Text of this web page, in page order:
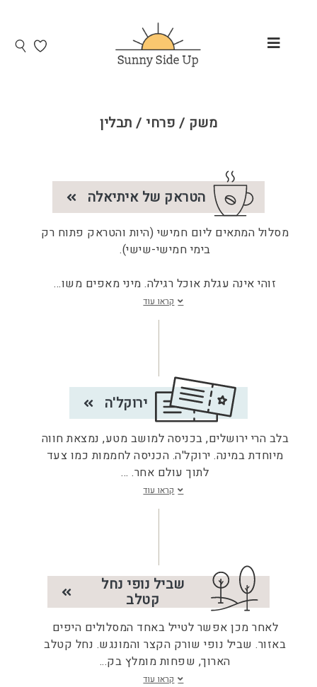
משק / פרחי / תבלין
הטראק של איתיאלה
מסלול המתאים ליום חמישי (היות והטראק פתוח רק
בימי חמישי-שישי).
זוהי אינה עגלת אוכל רגילה. מיני מאפים משו...
קראו עוד
ירוקל'ה
בלב הרי ירושלים, בכניסה למושב מטע, נמצאת חווה
מיוחדת במינה. ירוקל'ה. הכניסה לחממות כמו צעד
לתוך עולם אחר. ...
קראו עוד
שביל נופי נחל
קטלב
לאחר מכן אפשר לטייל באחד המסלולים היפים
באזור. שביל נופי שורק הקצר והמונגש. נחל קטלב
הארוך, שפחות מומלץ בק...
קראו עוד